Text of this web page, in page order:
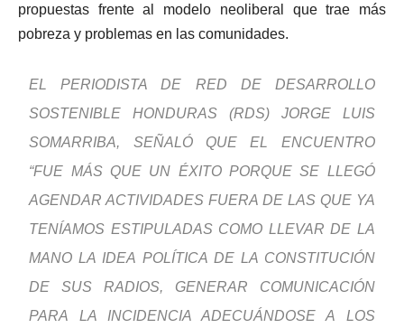
propuestas frente al modelo neoliberal que trae más
pobreza y problemas en las comunidades.
EL PERIODISTA DE RED DE DESARROLLO
SOSTENIBLE HONDURAS (RDS) JORGE LUIS
SOMARRIBA, SEÑALÓ QUE EL ENCUENTRO
“FUE MÁS QUE UN ÉXITO PORQUE SE LLEGÓ
AGENDAR ACTIVIDADES FUERA DE LAS QUE YA
TENÍAMOS ESTIPULADAS COMO LLEVAR DE LA
MANO LA IDEA POLÍTICA DE LA CONSTITUCIÓN
DE SUS RADIOS, GENERAR COMUNICACIÓN
PARA LA INCIDENCIA ADECUÁNDOSE A LOS